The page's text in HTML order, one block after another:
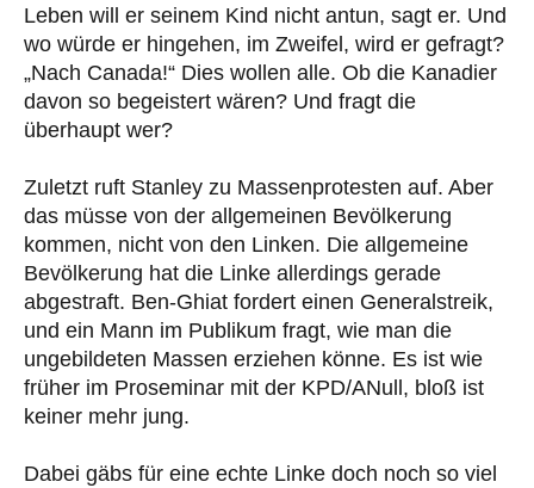
Leben will er seinem Kind nicht antun, sagt er. Und
wo würde er hingehen, im Zweifel, wird er gefragt?
„Nach Canada!“ Dies wollen alle. Ob die Kanadier
davon so begeistert wären? Und fragt die
überhaupt wer?
Zuletzt ruft Stanley zu Massenprotesten auf. Aber
das müsse von der allgemeinen Bevölkerung
kommen, nicht von den Linken. Die allgemeine
Bevölkerung hat die Linke allerdings gerade
abgestraft. Ben-Ghiat fordert einen Generalstreik,
und ein Mann im Publikum fragt, wie man die
ungebildeten Massen erziehen könne. Es ist wie
früher im Proseminar mit der KPD/ANull, bloß ist
keiner mehr jung.
Dabei gäbs für eine echte Linke doch noch so viel